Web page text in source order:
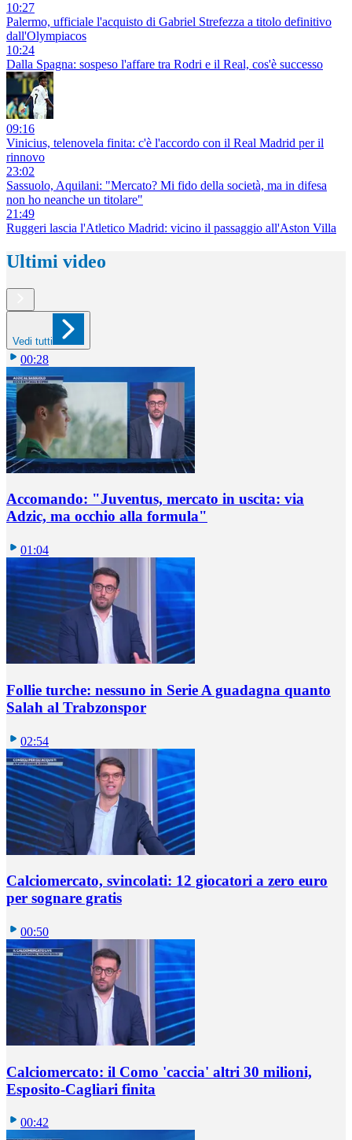
10:27
Palermo, ufficiale l'acquisto di Gabriel Strefezza a titolo definitivo
dall'Olympiacos
10:24
Dalla Spagna: sospeso l'affare tra Rodri e il Real, cos'è successo
09:16
Vinicius, telenovela finita: c'è l'accordo con il Real Madrid per il
rinnovo
23:02
Sassuolo, Aquilani: "Mercato? Mi fido della società, ma in difesa
non ho neanche un titolare"
21:49
Ruggeri lascia l'Atletico Madrid: vicino il passaggio all'Aston Villa
Ultimi video
Vedi tutti
00:28
Accomando: "Juventus, mercato in uscita: via
Adzic, ma occhio alla formula"
01:04
Follie turche: nessuno in Serie A guadagna quanto
Salah al Trabzonspor
02:54
Calciomercato, svincolati: 12 giocatori a zero euro
per sognare gratis
00:50
Calciomercato: il Como 'caccia' altri 30 milioni,
Esposito-Cagliari finita
00:42